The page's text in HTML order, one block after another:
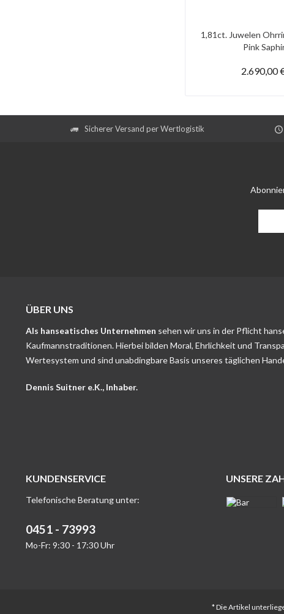
1,81ct. Juwelen
Pink
2.690,00
Sicherer Versand per Wertlogistik
ÜBER UNS
Als hanseatisches Unternehmen sehen wir uns in der Pflicht
Kaufmannstraditionen. Hierbei bilden Moral, Ehrlichkeit und
Wertesystem und sind unabdingbare Basis unseres täglichen
Dennis Suitner e.K., Inhaber.
KUNDENSERVICE
Telefonische Beratung unter:
0451 - 73993
Mo-Fr: 9:30 - 17:30 Uhr
UNSERE
* Die Artikel